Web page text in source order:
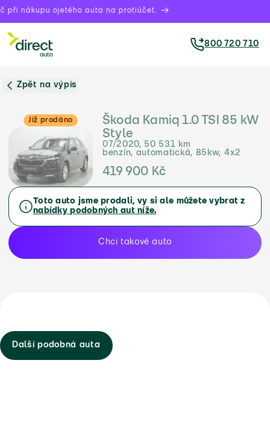
při nákupu ojetého auta na protiúčet.
800 720 710
Zpět na výpis
Již prodáno
Škoda Kamiq 1.0 TSI 85 kW
Style
07/2020, 50 531 km
benzín, automatická, 85kw, 4x2
419 900 Kč
Toto auto jsme prodali, vy si ale můžete vybrat z
nabídky podobných aut níže.
Chci takové auto
Další podobná auta